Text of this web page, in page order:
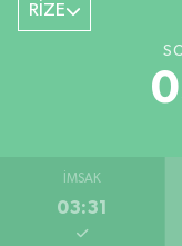
RİZE
İMSAK
03:31